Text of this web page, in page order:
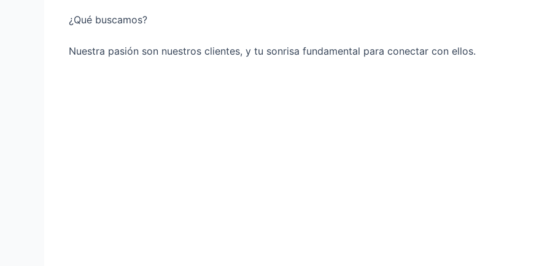
¿Qué buscamos?
Nuestra pasión son nuestros clientes, y tu sonrisa fundamental para conectar con ellos.